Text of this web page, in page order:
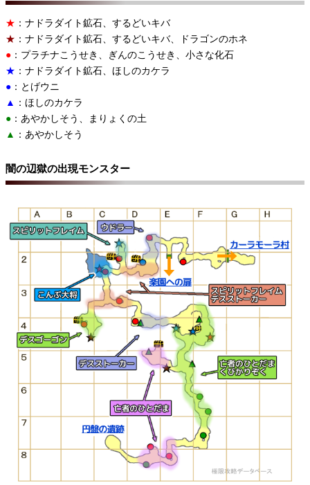
★ ：ナドラダイト鉱石、するどいキバ
★ ：ナドラダイト鉱石、するどいキバ、ドラゴンのホネ
● ：プラチナこうせき、ぎんのこうせき、小さな化石
★ ：ナドラダイト鉱石、ほしのカケラ
● ：とげウニ
▲ ：ほしのカケラ
● ：あやかしそう、まりょくの土
▲ ：あやかしそう
闇の辺獄の出現モンスター